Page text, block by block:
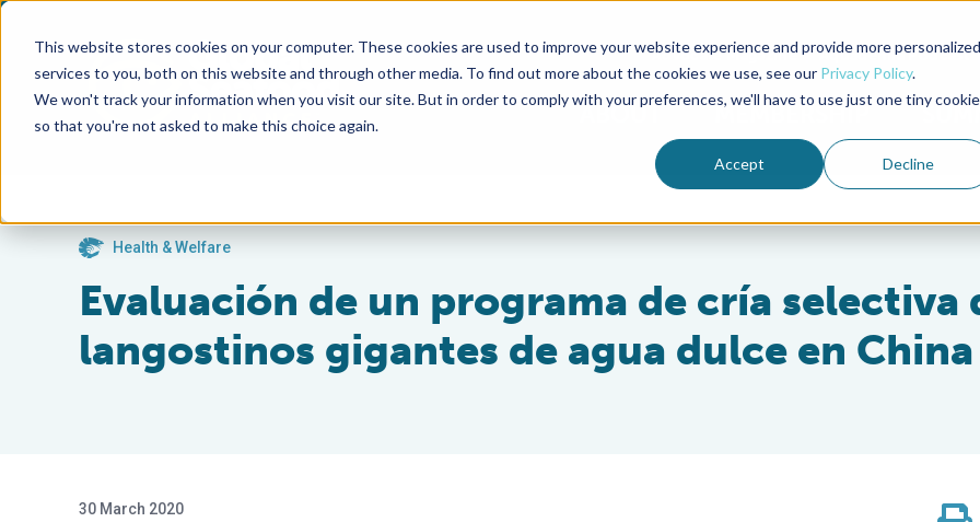
This website stores cookies on your computer. These cookies are used to improve your website experience and provide more personalized
services to you, both on this website and through other media. To find out more about the cookies we use, see our Privacy Policy.
We won't track your information when you visit our site. But in order to comply with your preferences, we'll have to use just one tiny cookie
so that you're not asked to make this choice again.
Accept Decline
Advocate Magazine Aquademia Podcast
ABOUT MEMBERSHIP
Health & Welfare
Evaluación de un programa de cría selectiva
langostinos gigantes de agua dulce en China
30 March 2020